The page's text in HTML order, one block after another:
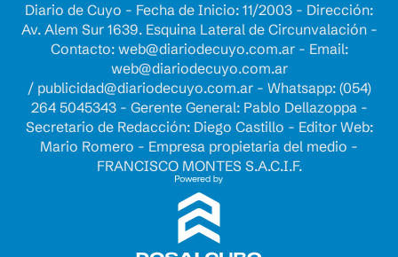
Diario de Cuyo - Fecha de Inicio: 11/2003 - Dirección:
Av. Alem Sur 1639. Esquina Lateral de Circunvalación -
Contacto: web@diariodecuyo.com.ar- Email:
web@diariodecuyo.com.ar
/ publicidad@diariodecuyo.com.ar- Whatsapp: (054)
264 5045343 - Gerente General: Pablo Dellazoppa -
Secretario de Redacción: Diego Castillo - Editor Web:
Mario Romero - Empresa propietaria del medio -
FRANCISCO MONTES S.A.C.I.F.